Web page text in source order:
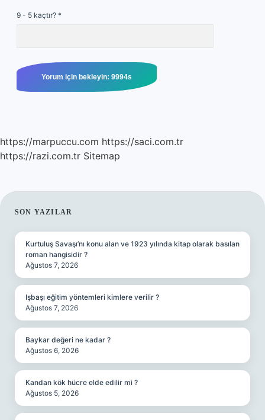
9 - 5 kaçtır? *
https://marpuccu.com https://saci.com.tr
https://razi.com.tr Sitemap
SIDEBAR
SON YAZILAR
Kurtuluş Savaşı’nı konu alan ve 1923 yılında kitap olarak basılan
roman hangisidir ?
Ağustos 7, 2026
Işbaşı eğitim yöntemleri kimlere verilir ?
Ağustos 7, 2026
Baykar değeri ne kadar ?
Ağustos 6, 2026
Kandan kök hücre elde edilir mi ?
Ağustos 5, 2026